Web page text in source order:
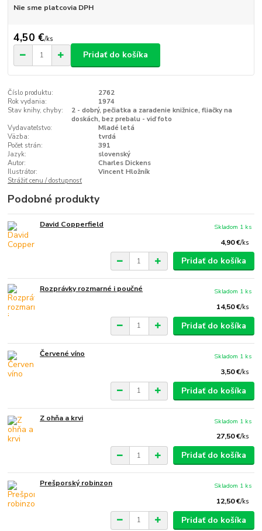
Nie sme platcovia DPH
4,50 €/ks
Pridať do košíka
Číslo produktu:
2762
Rok vydania:
1974
Stav knihy, chyby:
2 - dobrý, pečiatka a zaradenie knižnice, fliačky na
doskách, bez prebalu - viď foto
Vydavateľstvo:
Mladé letá
Väzba:
tvrdá
Počet strán:
391
Jazyk:
slovenský
Autor:
Charles Dickens
Ilustrátor:
Vincent Hložník
Strážiť cenu / dostupnosť
Podobné produkty
David Copperfield
4,90 €/ks
Skladom 1 ks
Pridať do košíka
Rozprávky rozmarné i poučné
14,50 €/ks
Skladom 1 ks
Pridať do košíka
Červené víno
3,50 €/ks
Skladom 1 ks
Pridať do košíka
Z ohňa a krvi
27,50 €/ks
Skladom 1 ks
Pridať do košíka
Prešporský robinzon
12,50 €/ks
Skladom 1 ks
Pridať do košíka